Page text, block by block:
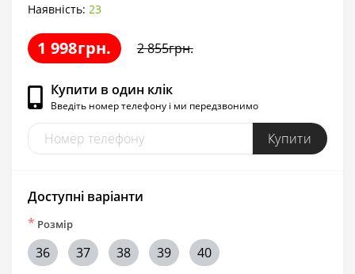
Наявність: 23
1 998грн. 2 855грн.
Купити в один клік
Введіть номер телефону і ми передзвонимо
Купити
Доступні варіанти
* Розмір
36 37 38 39 40